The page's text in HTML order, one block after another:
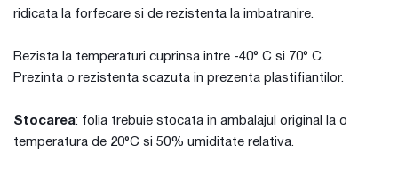
ridicata la forfecare si de rezistenta la imbatranire.
Rezista la temperaturi cuprinsa intre -40° C si 70° C.
Prezinta o rezistenta scazuta in prezenta plastifiantilor.
Stocarea: folia trebuie stocata in ambalajul original la o
temperatura de 20°C si 50% umiditate relativa.